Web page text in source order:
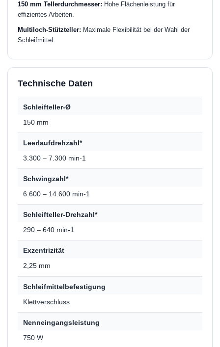
150 mm Tellerdurchmesser: Hohe Flächenleistung für
effizientes Arbeiten.
Multiloch-Stützteller: Maximale Flexibilität bei der Wahl der
Schleifmittel.
Technische Daten
Schleifteller-Ø
150 mm
Leerlaufdrehzahl*
3.300 – 7.300 min-1
Schwingzahl*
6.600 – 14.600 min-1
Schleifteller-Drehzahl*
290 – 640 min-1
Exzentrizität
2,25 mm
Schleifmittelbefestigung
Klettverschluss
Nenneingangsleistung
750 W